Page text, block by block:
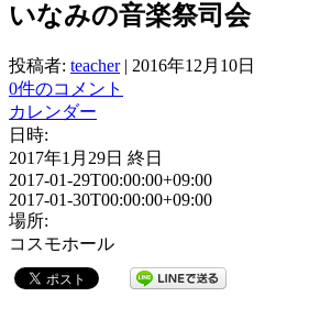
いなみの音楽祭司会
投稿者: teacher | 2016年12月10日
0件のコメント
カレンダー
日時:
2017年1月29日 終日
2017-01-29T00:00:00+09:00
2017-01-30T00:00:00+09:00
場所:
コスモホール